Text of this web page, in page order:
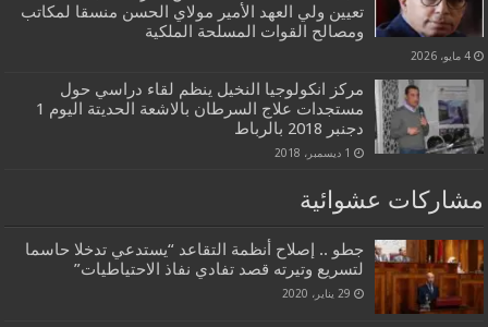
تعيين ولي العهد الأمير مولاي الحسن منسقا لمكاتب
ومصالح القوات المسلحة الملكية
4 مايو، 2026
مركز انكولوجيا النخيل ينظم لقاء دراسي حول
مستجدات علاج السرطان بالاشعة الحديتة اليوم 1
دجنبر 2018 بالرباط
1 ديسمبر، 2018
مشاركات عشوائية
جطو .. إصلاح أنظمة التقاعد “يستدعي تدخلا حاسما
لتسريع وتيرته قصد تفادي نفاذ الاحتياطيات”
29 يناير، 2020